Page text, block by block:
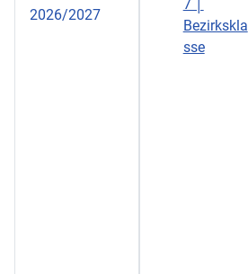
2026/2027
7 │
Bezirkskla
sse